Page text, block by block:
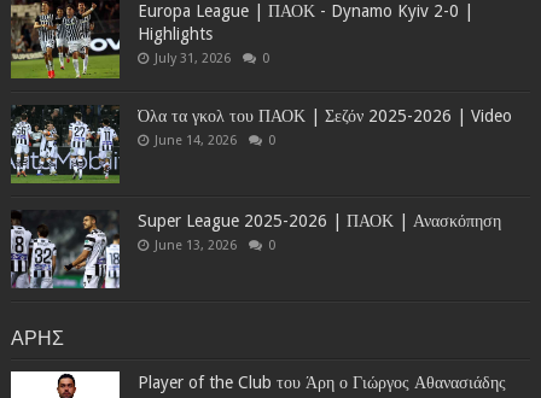
Europa League | ΠΑΟΚ - Dynamo Kyiv 2-0 |
Highlights
July 31, 2026 0
Όλα τα γκολ του ΠΑΟΚ | Σεζόν 2025-2026 | Video
June 14, 2026 0
Super League 2025-2026 | ΠΑΟΚ | Ανασκόπηση
June 13, 2026 0
ΑΡΗΣ
Player of the Club του Άρη ο Γιώργος Αθανασιάδης